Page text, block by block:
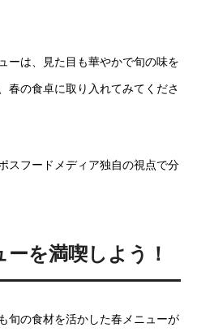
ーは、見た目も華やかで旬の味を
春の食卓に取り入れてみてくださ
スフードメディア独自の視点で分
を満喫しよう！
旬の食材を活かした春メニューが